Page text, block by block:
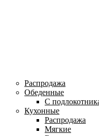
Распродажа
Обеденные
С
Кухонные
Распродажа
Мягкие